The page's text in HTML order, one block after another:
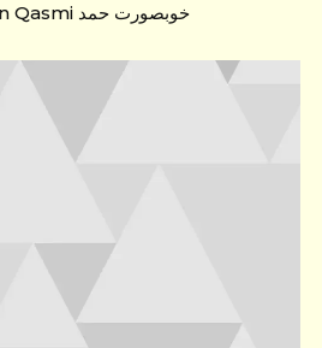
आवाज़ || Maulana Imran Qasmi خوبصورت حمد